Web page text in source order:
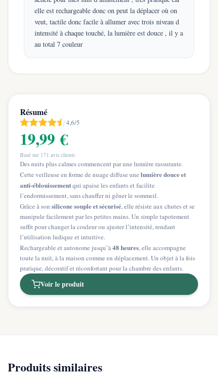
elle est rechargeable donc on peut la déplacer où on
veut, tactile donc facile à allumer avec trois niveau d
intensité à chaque touché, la lumière est douce , il y a
au total 7 couleur
Résumé
4,6/5
19,99 €
Basé sur 171 avis clients
Des nuits plus calmes commencent par une lumière rassurante.
Cette veilleuse en forme de nuage diffuse une lumière douce et
anti-éblouissementqui apaise les enfants et facilite
l’endormissement, sans chauffer ni gêner le sommeil.
Grâce à son silicone souple et sécurisé, elle résiste aux chutes et se
manipule facilement par les petites mains. Un simple tapotement
suffit pour changer la couleur ou ajuster l’intensité, rendant
l’utilisation ludique et intuitive.
Rechargeable et autonome jusqu’à 48 heures, elle accompagne
toute la nuit, à la maison comme en déplacement. Un objet à la fois
pratique, décoratif et réconfortant pour la chambre des enfants.
Voir le produit
Produits similaires